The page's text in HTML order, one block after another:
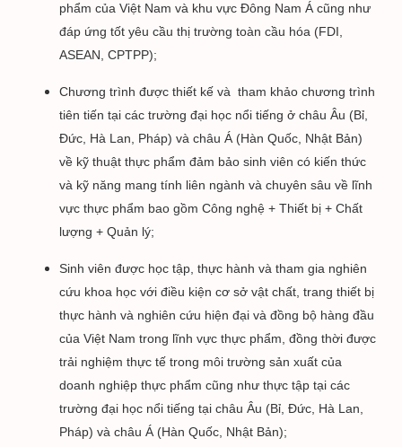
phẩm của Việt Nam và khu vực Đông Nam Á cũng như
đáp ứng tốt yêu cầu thị trường toàn cầu hóa (FDI,
ASEAN, CPTPP);
Chương trình được thiết kế và tham khảo chương trình
tiên tiến tại các trường đại học nổi tiếng ở châu Âu (Bỉ,
Đức, Hà Lan, Pháp) và châu Á (Hàn Quốc, Nhật Bản)
về kỹ thuật thực phẩm đảm bảo sinh viên có kiến thức
và kỹ năng mang tính liên ngành và chuyên sâu về lĩnh
vực thực phẩm bao gồm Công nghệ + Thiết bị + Chất
lượng + Quản lý;
Sinh viên được học tập, thực hành và tham gia nghiên
cứu khoa học với điều kiện cơ sở vật chất, trang thiết bị
thực hành và nghiên cứu hiện đại và đồng bộ hàng đầu
của Việt Nam trong lĩnh vực thực phẩm, đồng thời được
trải nghiệm thực tế trong môi trường sản xuất của
doanh nghiệp thực phẩm cũng như thực tập tại các
trường đại học nổi tiếng tại châu Âu (Bỉ, Đức, Hà Lan,
Pháp) và châu Á (Hàn Quốc, Nhật Bản);